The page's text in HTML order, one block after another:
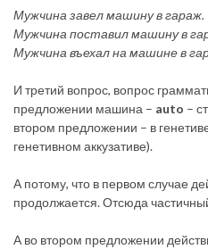
Мужчина завел машину в гараж.
Мужчина поставил машину в
Мужчина въехал на машине в
И третий вопрос, вопрос
предложении машина – auto –
втором предложении – в
генетивном аккузативе).
А потому, что в первом случае
продолжается. Отсюда
А во втором предложении